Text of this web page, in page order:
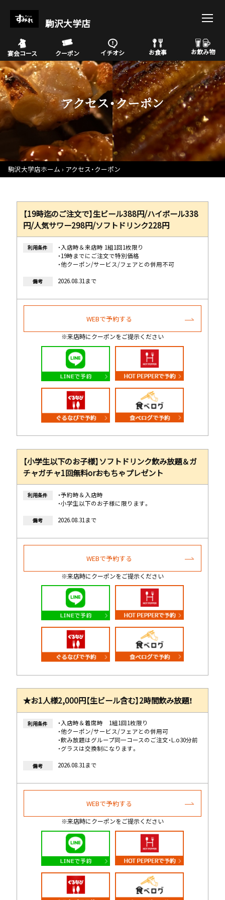
駒沢大学店
宴会コース クーポン イチオシ お食事 お飲み物
アクセス・クーポン
駒沢大学店ホーム アクセス・クーポン
【19時迄のご注文で】生ビール388円/ハイボール338
円/人気サワー298円/ソフトドリンク228円
利用条件
・入店時＆来店時 1組1回1枚限り
・19時までにご注文で特別価格
・他クーポン/サービス/フェアとの併用不可
備考 2026.08.31まで
WEBで予約する
※来店時にクーポンをご提示ください
【小学生以下のお子様】ソフトドリンク飲み放題＆ガ
チャガチャ1回無料orおもちゃプレゼント
利用条件
・予約時＆入店時
・小学生以下のお子様に限ります。
備考 2026.08.31まで
WEBで予約する
※来店時にクーポンをご提示ください
★お1人様2,000円【生ビール含む】2時間飲み放題！
利用条件
・入店時＆着席時 1組1回1枚限り
・他クーポン/サービス/フェアとの併用可
・飲み放題はグループ同一コースのご注文・L.o30分前
・グラスは交換制になります。
備考 2026.08.31まで
WEBで予約する
※来店時にクーポンをご提示ください